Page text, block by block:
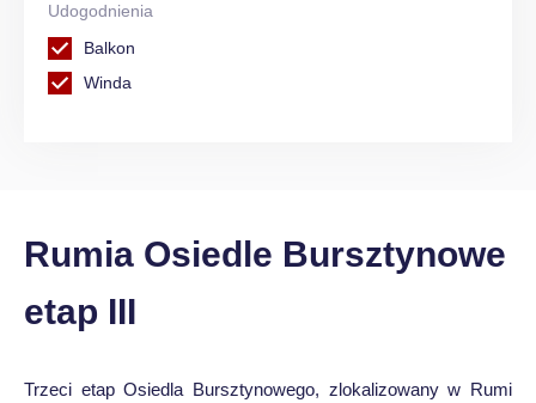
Udogodnienia
Balkon
Winda
Rumia Osiedle Bursztynowe
etap III
Trzeci etap Osiedla Bursztynowego, zlokalizowany w Rumi